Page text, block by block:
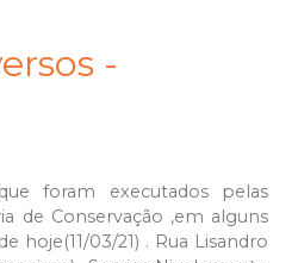
-
foram executados pelas
de Conservação ,em alguns
hoje(11/03/21) . Rua Lisandro